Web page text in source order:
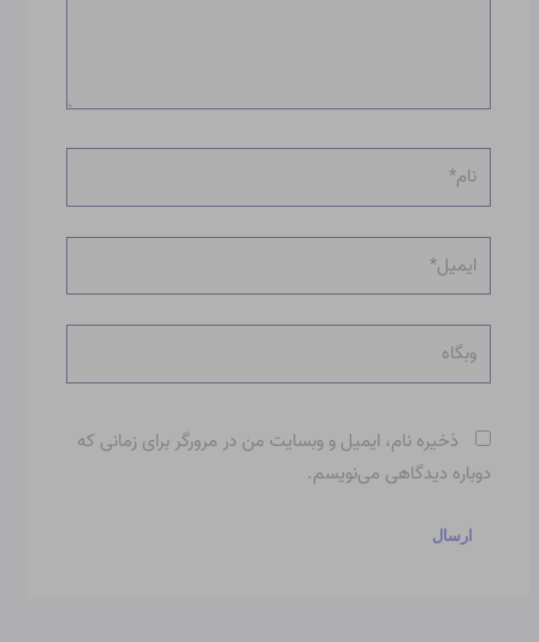
نام*
وبگاه
ذخیره نام، ایمیل و وبسایت من در مرورگر برای زمانی که
دوباره دیدگاهی می‌نویسم.